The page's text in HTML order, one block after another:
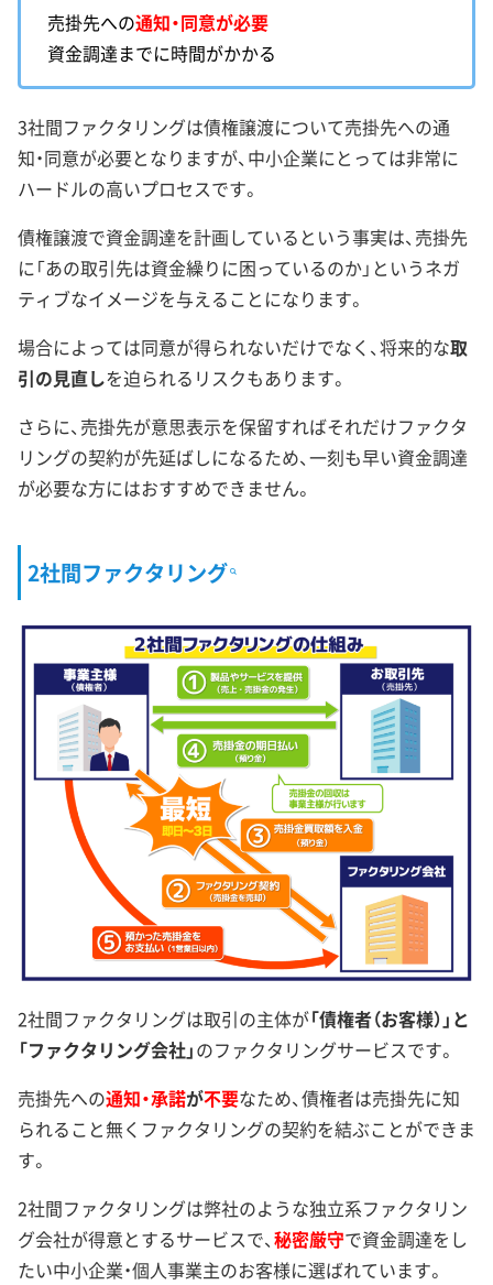
売掛先への通知・同意が必要
資金調達までに時間がかかる
3社間ファクタリングは債権譲渡について売掛先への通
知・同意が必要となりますが、中小企業にとっては非常に
ハードルの高いプロセスです。
債権譲渡で資金調達を計画しているという事実は、売掛先
に「あの取引先は資金繰りに困っているのか」というネガ
ティブなイメージを与えることになります。
場合によっては同意が得られないだけでなく、将来的な取
引の見直しを迫られるリスクもあります。
さらに、売掛先が意思表示を保留すればそれだけファクタ
リングの契約が先延ばしになるため、一刻も早い資金調達
が必要な方にはおすすめできません。
2社間ファクタリング
2社間ファクタリングは取引の主体が「債権者（お客様）」と
「ファクタリング会社」のファクタリングサービスです。
売掛先への通知・承諾が不要なため、債権者は売掛先に知
られること無くファクタリングの契約を結ぶことができま
す。
2社間ファクタリングは弊社のような独立系ファクタリン
グ会社が得意とするサービスで、秘密厳守で資金調達をし
たい中小企業・個人事業主のお客様に選ばれています。